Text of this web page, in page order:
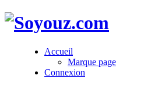
Accueil
Marque page
Connexion